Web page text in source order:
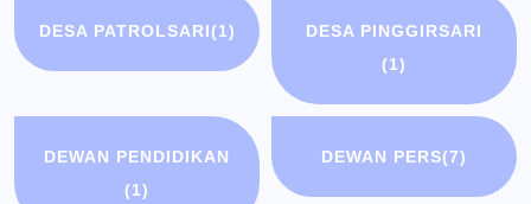
DESA PATROLSARI(1)
DESA PINGGIRSARI
(1)
DEWAN PENDIDIKAN
(1)
DEWAN PERS(7)